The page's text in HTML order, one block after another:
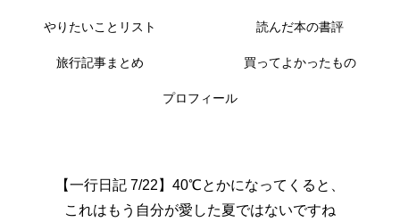
やりたいことリスト 読んだ本の書評
旅行記事まとめ 買ってよかったもの
プロフィール
【一行日記 7/22】40℃とかになってくると、
これはもう自分が愛した夏ではないですね